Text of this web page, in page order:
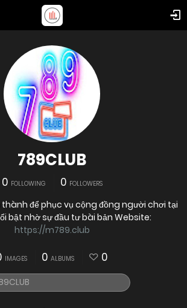
789CLUB
0 FOLLOWING 0 FOLLOWERS
thành để phục vụ cộng đồng người chơi tại
Việt Nam, nổi bật nhờ sự đầu tư bài bản Website:
https://m789.club
IMAGES 0 ALBUMS 0